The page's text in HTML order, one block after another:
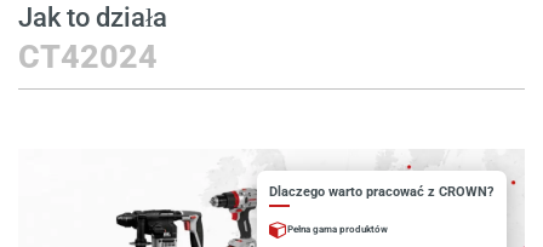
Jak to działa
CT42024
Dlaczego warto pracować z CROWN?
Pełna gama produktów